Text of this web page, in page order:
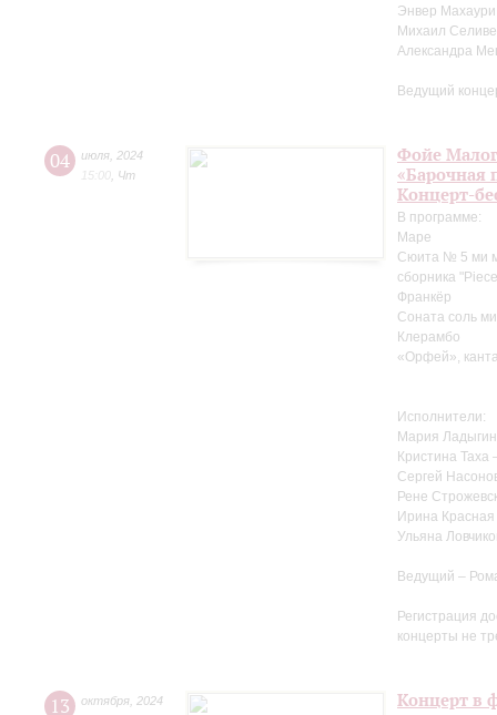
Энвер Махаури
Михаил
Александра
Ведущий
04 июля 2024
15:00 Чт
Фойе
«Барочная
Концерт-
В программе:
Маре
Сюита № 5 ми
сборника
Франкёр
Соната соль
Клерамбо
«Орфей»,
Исполнители:
Мария
Кристина Таха
Сергей
Рене
Ирина Красная
Ульяна
Ведущий –
Регистрация
концерты не
13 октября 2024
Концерт в